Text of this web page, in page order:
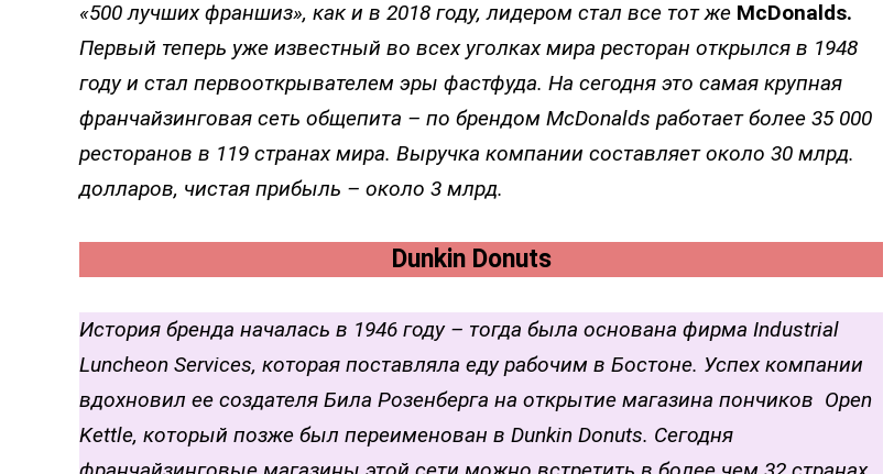
«500 лучших франшиз», как и в 2018 году, лидером стал все тот же McDonalds.
Первый теперь уже известный во всех уголках мира ресторан открылся в 1948
году и стал первооткрывателем эры фастфуда. На сегодня это самая крупная
франчайзинговая сеть общепита – по брендом McDonalds работает более 35 000
ресторанов в 119 странах мира. Выручка компании составляет около 30 млрд.
долларов, чистая прибыль – около 3 млрд.
Dunkin Donuts
История бренда началась в 1946 году – тогда была основана фирма Industrial
Luncheon Services, которая поставляла еду рабочим в Бостоне. Успех компании
вдохновил ее создателя Била Розенберга на открытие магазина пончиков Open
Kettle, который позже был переименован в Dunkin Donuts. Сегодня